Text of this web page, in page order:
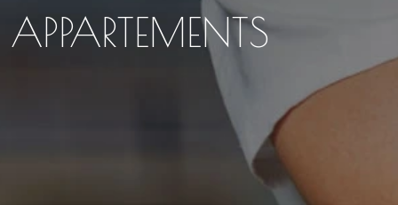
APPARTEMENTS